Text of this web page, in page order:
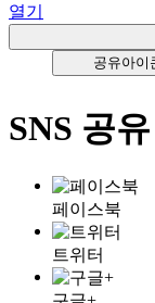
열기
공유아이
SNS 공유
페이스북
트위터